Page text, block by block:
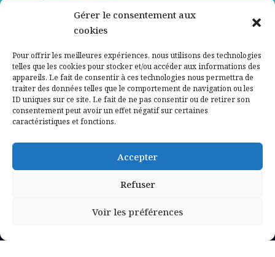
Gérer le consentement aux
cookies
Pour offrir les meilleures expériences, nous utilisons des technologies
telles que les cookies pour stocker et/ou accéder aux informations des
appareils. Le fait de consentir à ces technologies nous permettra de
traiter des données telles que le comportement de navigation ou les
ID uniques sur ce site. Le fait de ne pas consentir ou de retirer son
consentement peut avoir un effet négatif sur certaines
caractéristiques et fonctions.
Accepter
Refuser
Voir les préférences
Contactez-nous
Mentions légales
Politique de confidentialité